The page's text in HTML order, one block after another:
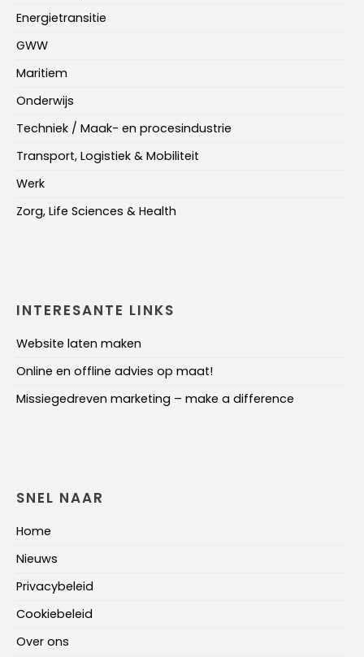
Energietransitie
GWW
Maritiem
Onderwijs
Techniek / Maak- en procesindustrie
Transport, Logistiek & Mobiliteit
Werk
Zorg, Life Sciences & Health
INTERESANTE LINKS
Website laten maken
Online en offline advies op maat!
Missiegedreven marketing – make a difference
SNEL NAAR
Home
Nieuws
Privacybeleid
Cookiebeleid
Over ons